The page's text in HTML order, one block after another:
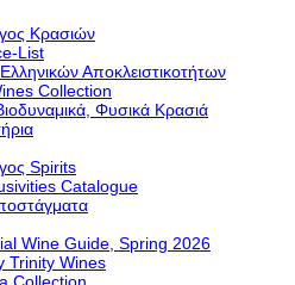
Κρασιών
List
Αποκλειστικοτήτων
Collection
Φυσικά Κρασιά
Spirits
Catalogue
Wine Guide, Spring 2026
Trinity Wines